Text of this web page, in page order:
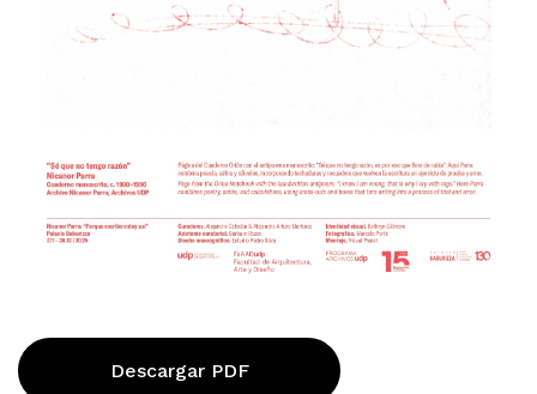
Descargar PDF